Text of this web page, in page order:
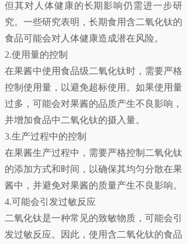
但其对人体健康的长期影响仍需进一步研
究。一些研究表明，长期食用含二氧化钛的
食品可能会对人体健康造成潜在风险。
2.使用量的控制
在果酱中使用食品级二氧化钛时，需要严格
控制使用量，以避免超标使用。如果使用量
过多，可能会对果酱的品质产生不良影响，
并增加食品中二氧化钛的摄入量。
3.生产过程中的控制
在果酱生产过程中，需要严格控制二氧化钛
的添加方式和时间，以确保其均匀分散在果
酱中，并避免对果酱的质量产生不良影响。
4.可能会引发过敏反应
二氧化钛是一种常见的致敏物质，可能会引
发过敏反应。因此，使用含二氧化钛的食品